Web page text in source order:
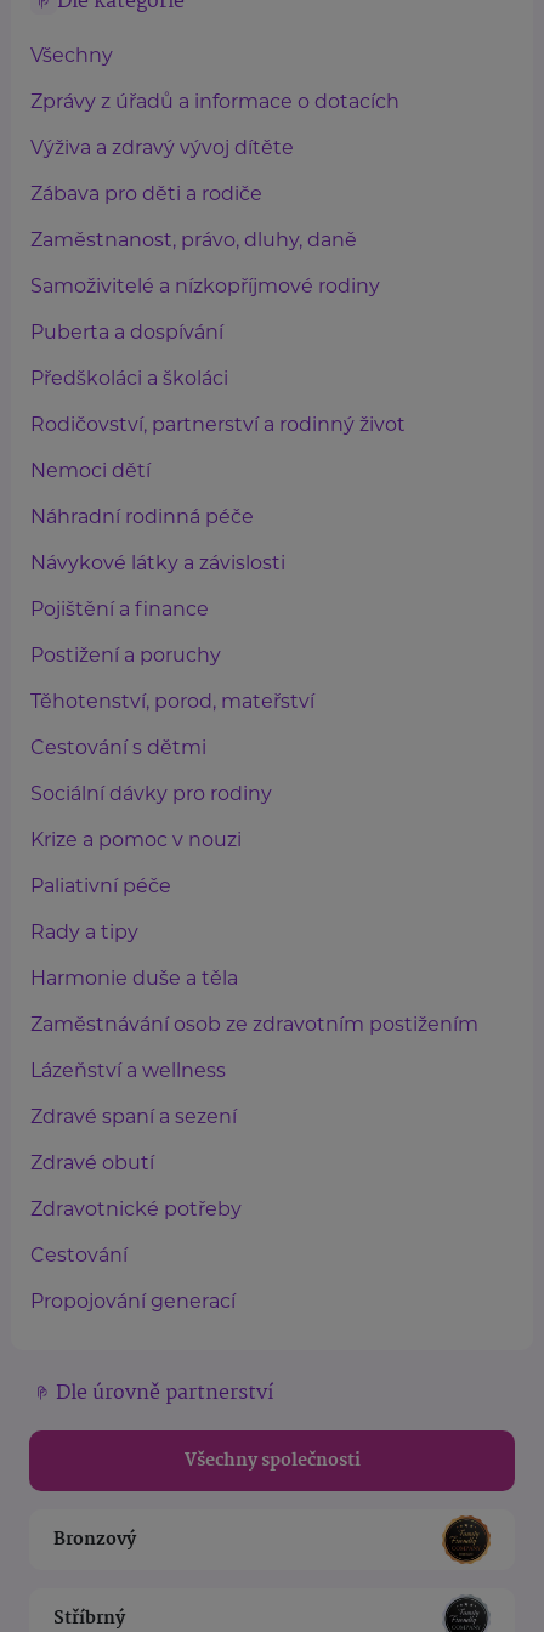
Všechny
Zprávy z úřadů a informace o dotacích
Výživa a zdravý vývoj dítěte
Zábava pro děti a rodiče
Zaměstnanost, právo, dluhy, daně
Samoživitelé a nízkopříjmové rodiny
Puberta a dospívání
Předškoláci a školáci
Rodičovství, partnerství a rodinný život
Nemoci dětí
Náhradní rodinná péče
Návykové látky a závislosti
Pojištění a finance
Postižení a poruchy
Těhotenství, porod, mateřství
Cestování s dětmi
Sociální dávky pro rodiny
Krize a pomoc v nouzi
Paliativní péče
Rady a tipy
Harmonie duše a těla
Zaměstnávání osob ze zdravotním postižením
Lázeňství a wellness
Zdravé spaní a sezení
Zdravé obutí
Zdravotnické potřeby
Cestování
Propojování generací
Dle úrovně partnerství
Všechny společnosti
Bronzový
Stříbrný